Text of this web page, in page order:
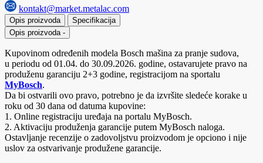
kontakt@market.metalac.com
Opis proizvoda
Specifikacija
Opis proizvoda -
Kupovinom određenih modela Bosch mašina za pranje sudova,
u periodu od 01.04. do 30.09.2026. godine, ostavarujete pravo na
produženu garanciju 2+3 godine, registracijom na sportalu
MyBosch.
Da bi ostvarili ovo pravo, potrebno je da izvršite sledeće korake u
roku od 30 dana od datuma kupovine:
1. Online registraciju uređaja na portalu MyBosch.
2. Aktivaciju produženja garancije putem MyBosch naloga.
Ostavljanje recenzije o zadovoljstvu proizvodom je opciono i nije
uslov za ostvarivanje produžene garancije.